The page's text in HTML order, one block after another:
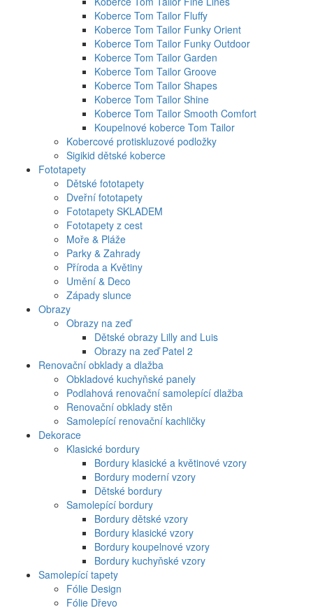
Koberce Tom Tailor Fluffy
Koberce Tom Tailor Funky Orient
Koberce Tom Tailor Funky Outdoor
Koberce Tom Tailor Garden
Koberce Tom Tailor Groove
Koberce Tom Tailor Shapes
Koberce Tom Tailor Shine
Koberce Tom Tailor Smooth Comfort
Koupelnové koberce Tom Tailor
Kobercové protiskluzové podložky
Sigikid dětské koberce
Fototapety
Dětské fototapety
Dveřní fototapety
Fototapety SKLADEM
Fototapety z cest
Moře & Pláže
Parky & Zahrady
Příroda a Květiny
Umění & Deco
Západy slunce
Obrazy
Obrazy na zeď
Dětské obrazy Lilly and Luis
Obrazy na zeď Patel 2
Renovační obklady a dlažba
Obkladové kuchyňské panely
Podlahová renovační samolepící dlažba
Renovační obklady stěn
Samolepící renovační kachličky
Dekorace
Klasické bordury
Bordury klasické a květinové vzory
Bordury moderní vzory
Dětské bordury
Samolepící bordury
Bordury dětské vzory
Bordury klasické vzory
Bordury koupelnové vzory
Bordury kuchyňské vzory
Samolepící tapety
Fólie Design
Fólie Dřevo